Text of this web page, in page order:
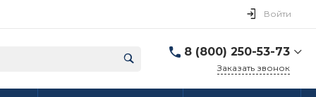
Войти
8 (800) 250-53-73
Заказать звонок